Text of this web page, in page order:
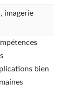
imagerie
bien